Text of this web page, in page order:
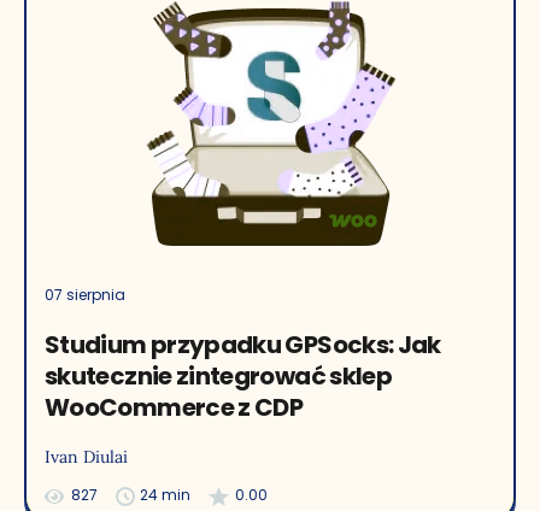
07 sierpnia
Studium przypadku GPSocks: Jak
skutecznie zintegrować sklep
WooCommerce z CDP
Ivan Diulai
827 24 min 0.00